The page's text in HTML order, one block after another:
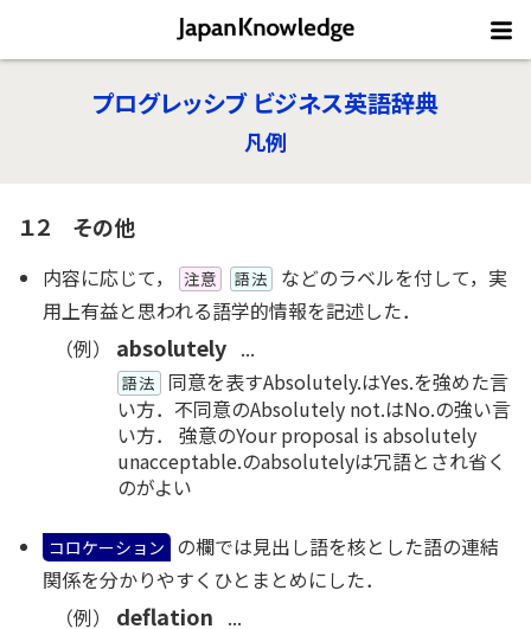
プログレッシブ ビジネス英語辞典
凡例
１２ その他
内容に応じて， 注意 語法
などのラベルを付して，実
用上有益と思われる語学的情報を記述した．
（例） absolutely ...
語法
同意を表すAbsolutely.はYes.を強めた言
い方．不同意のAbsolutely not.はNo.の強い言
い方． 強意のYour proposal is absolutely
unacceptable.のabsolutelyは冗語とされ省く
のがよい
コロケーション の欄では見出し語を核とした語の連結
関係を分かりやすくひとまとめにした．
（例） deflation ...